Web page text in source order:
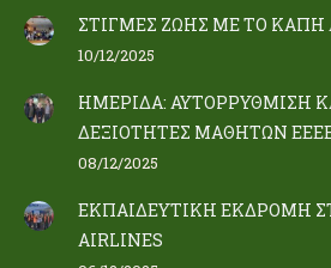
ΣΤΙΓΜΕΣ ΖΩΗΣ ΜΕ ΤΟ
10/12/2025
ΗΜΕΡΙΔΑ: ΑΥΤΟΡΡΥΘΜΙΣΗ
ΔΕΞΙΟΤΗΤΕΣ ΜΑΘΗΤΩΝ
08/12/2025
ΕΚΠΑΙΔΕΥΤΙΚΗ ΕΚΔΡΟΜΗ
AIRLINES